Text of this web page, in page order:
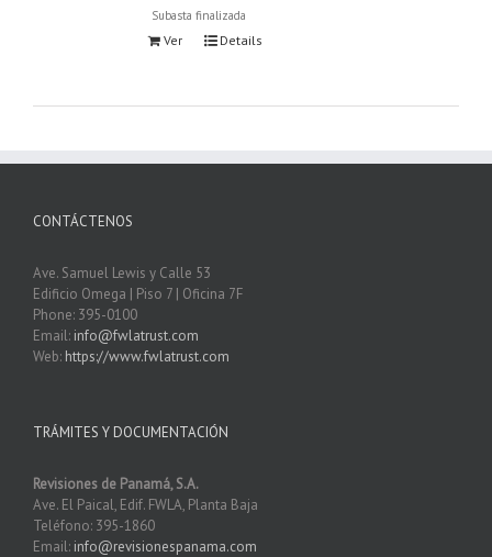
Subasta finalizada
Ver Details
CONTÁCTENOS
Ave. Samuel Lewis y Calle 53
Edificio Omega | Piso 7 | Oficina 7F
Phone: 395-0100
Email: info@fwlatrust.com
Web: https://www.fwlatrust.com
TRÁMITES Y DOCUMENTACIÓN
Revisiones de Panamá, S.A.
Ave. El Paical, Edif. FWLA, Planta Baja
Teléfono: 395-1860
Email: info@revisionespanama.com